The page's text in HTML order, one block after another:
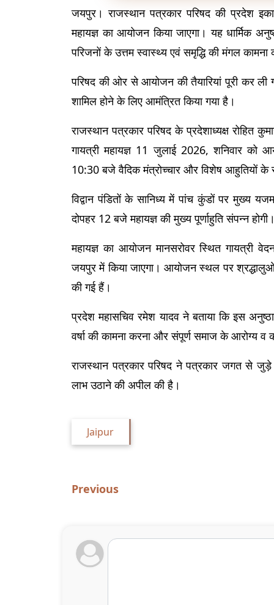
जयपुर। राजस्थान पत्रकार परिषद की प्रदेश
महायज्ञ का आयोजन किया जाएगा। यह धार्मिक
परिजनों के उत्तम स्वास्थ्य एवं समृद्धि की मंगल
परिषद की ओर से आयोजन की तैयारियां पूरी कर
शामिल होने के लिए आमंत्रित किया गया है।
राजस्थान पत्रकार परिषद के प्रदेशाध्यक्ष रोहित
गायत्री महायज्ञ 11 जुलाई 2026, शनिवार को
10:30 बजे वैदिक मंत्रोच्चार और विशेष आहुतियों के
विद्वान पंडितों के सानिध्य में पांच कुंडों पर मुख्य
दोपहर 12 बजे महायज्ञ की मुख्य पूर्णाहुति संपन्न
महायज्ञ का आयोजन मानसरोवर स्थित गायत्री
जयपुर में किया जाएगा। आयोजन स्थल पर
की गई हैं।
प्रदेश महासचिव रमेश यादव ने बताया कि इस
वर्षा की कामना करना और संपूर्ण समाज के आरोग्य व
राजस्थान पत्रकार परिषद ने पत्रकार जगत से
लाभ उठाने की अपील की है।
Jaipur
Previous